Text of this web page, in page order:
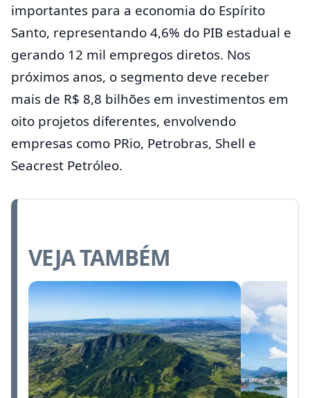
importantes para a economia do Espírito
Santo, representando 4,6% do PIB estadual e
gerando 12 mil empregos diretos. Nos
próximos anos, o segmento deve receber
mais de R$ 8,8 bilhões em investimentos em
oito projetos diferentes, envolvendo
empresas como PRio, Petrobras, Shell e
Seacrest Petróleo.
VEJA TAMBÉM